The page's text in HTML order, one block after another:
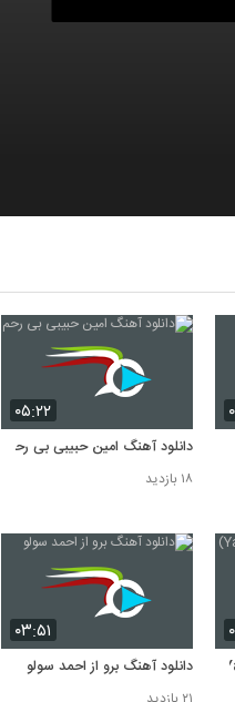
۰۵:۲۲
دانلود آهنگ امین حبیبی بی رحم
۱۸ بازدید
۰۳:۵۱
دانلود آهنگ برو از احمد سولو